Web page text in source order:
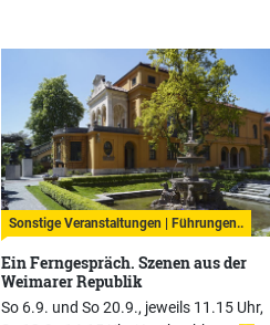
Sonstige Veranstaltungen | Führungen..
Ein Ferngespräch. Szenen aus der
Weimarer Republik
So 6.9. und So 20.9., jeweils 11.15 Uhr,